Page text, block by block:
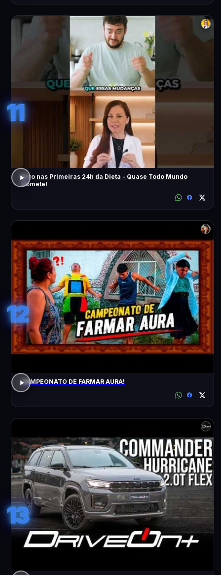
11
Erro nas Primeiras 24h da Dieta - Quase Todo Mundo
Comete!
12
CAMPEONATO DE FARMAR AURA!
13